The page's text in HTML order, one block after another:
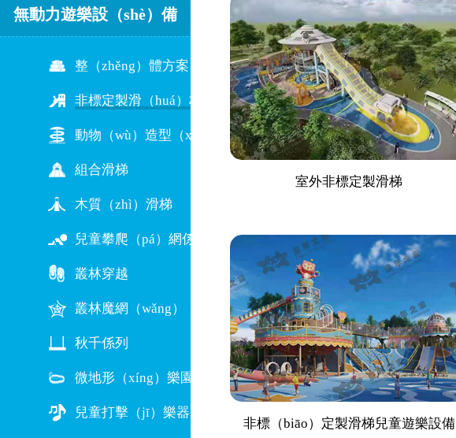
無動力遊樂設（shè）備
整（zhěng）體方案（àn）規劃圖
非標定製滑（huá）梯
動物（wù）造型（xíng）滑梯
組合滑梯
木質（zhì）滑梯
兒童攀爬（pá）網係列
叢林穿越
叢林魔網（wǎng）
秋千係列
微地形（xíng）樂園
兒童打擊（jī）樂器
室外非標定製滑梯
非標（biāo）定製滑梯兒童遊樂設備